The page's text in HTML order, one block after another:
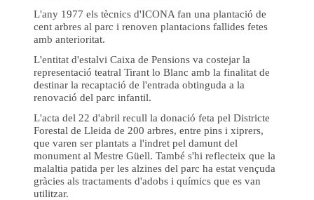
L'any 1977 els tècnics d'ICONA fan una plantació de
cent arbres al parc i renoven plantacions fallides fetes
amb anterioritat.
L'entitat d'estalvi Caixa de Pensions va costejar la
representació teatral Tirant lo Blanc amb la finalitat de
destinar la recaptació de l'entrada obtinguda a la
renovació del parc infantil.
L'acta del 22 d'abril recull la donació feta pel Districte
Forestal de Lleida de 200 arbres, entre pins i xiprers,
que varen ser plantats a l'indret pel damunt del
monument al Mestre Güell. També s'hi reflecteix que la
malaltia patida per les alzines del parc ha estat vençuda
gràcies als tractaments d'adobs i químics que es van
utilitzar.